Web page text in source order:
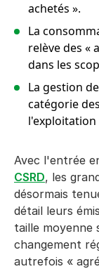
achetés ».
La
relève des «
dans les
La gestion
catégorie
l'exploitation
Avec l'entrée
CSRD, les
désormais
détail leurs
taille moyenne
changement
autrefois «